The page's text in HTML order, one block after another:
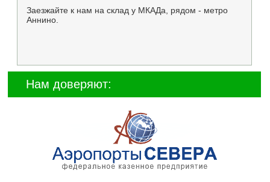
Заезжайте к нам на склад у МКАДа, рядом - метро
Аннино.
Нам доверяют: